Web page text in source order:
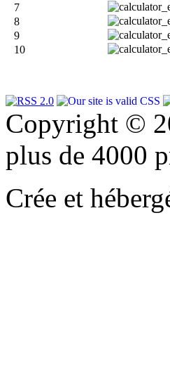
7
8
9
10
Copyright ©
plus de 4000
Crée et